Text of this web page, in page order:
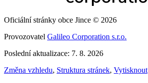
Oficiální stránky obce Jince © 2026
Provozovatel Galileo Corporation s.r.o.
Poslední aktualizace: 7. 8. 2026
Změna vzhledu, Struktura stránek, Vytisknout